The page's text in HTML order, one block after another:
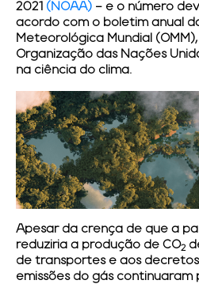
2021 (NOAA) – e o número
acordo com o boletim anual
Meteorológica Mundial
Organização das Nações
na ciência do clima.
Apesar da crença de que a
reduziria a produção de CO2
de transportes e aos
emissões do gás